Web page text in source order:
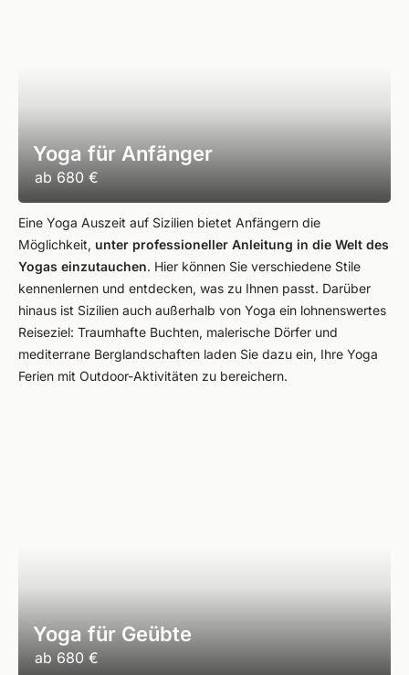
Yoga für Anfänger
ab 680 €
Eine Yoga Auszeit auf Sizilien bietet Anfängern die
Möglichkeit, unter professioneller Anleitung in die Welt des
Yogas einzutauchen. Hier können Sie verschiedene Stile
kennenlernen und entdecken, was zu Ihnen passt. Darüber
hinaus ist Sizilien auch außerhalb von Yoga ein lohnenswertes
Reiseziel: Traumhafte Buchten, malerische Dörfer und
mediterrane Berglandschaften laden Sie dazu ein, Ihre Yoga
Ferien mit Outdoor-Aktivitäten zu bereichern.
Yoga für Geübte
ab 680 €